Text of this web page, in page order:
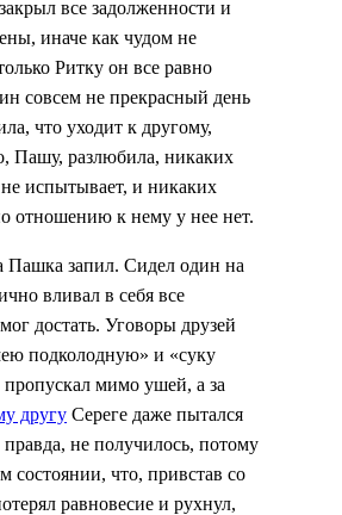
все задолженности и
иначе как чудом не
Ритку он все равно
совсем не прекрасный день
что уходит к другому,
Пашу, разлюбила, никаких
испытывает, и никаких
отношению к нему у нее нет.
Пашка запил. Сидел один на
вливал в себя все
достать. Уговоры друзей
подколодную» и «суку
мимо ушей, а за
другу Сереге даже пытался
правда, не получилось, потому
состоянии, что, привстав со
равновесие и рухнул,